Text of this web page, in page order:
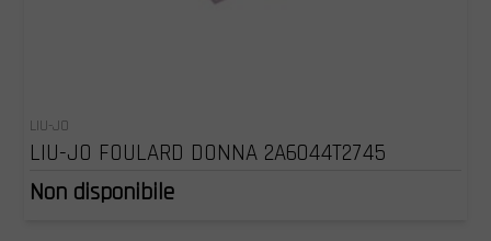
LIU-JO
LIU-JO FOULARD DONNA 2A6044T2745
Non disponibile